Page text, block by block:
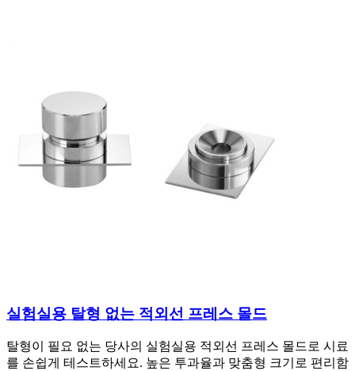
실험실용 탈형 없는 적외선 프레스 몰드
탈형이 필요 없는 당사의 실험실용 적외선 프레스 몰드로 시료
를 손쉽게 테스트하세요. 높은 투과율과 맞춤형 크기로 편리함